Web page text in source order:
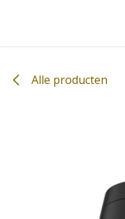
Alle producten